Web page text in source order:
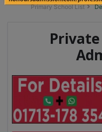
Primary School List